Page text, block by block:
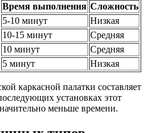
Время выполнения Сложность
5-10 минут
Низкая
10-15 минут
Средняя
10 минут
Средняя
5 минут Низкая
каркасной палатки составляет
установках этот
меньше времени.